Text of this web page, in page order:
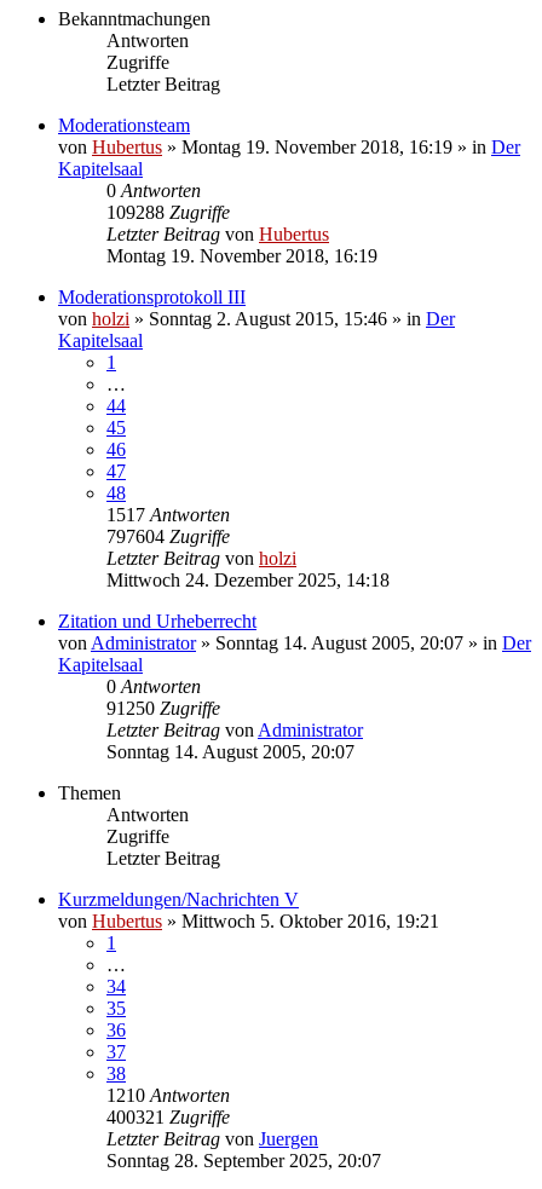
Bekanntmachungen
Antworten
Zugriffe
Letzter Beitrag
Moderationsteam
von Hubertus » Montag 19. November 2018, 16:19 » in Der
Kapitelsaal
0 Antworten
109288 Zugriffe
Letzter Beitrag von Hubertus
Montag 19. November 2018, 16:19
Moderationsprotokoll III
von holzi » Sonntag 2. August 2015, 15:46 » in Der
Kapitelsaal
1
…
44
45
46
47
48
1517 Antworten
797604 Zugriffe
Letzter Beitrag von holzi
Mittwoch 24. Dezember 2025, 14:18
Zitation und Urheberrecht
von Administrator» Sonntag 14. August 2005, 20:07 » in Der
Kapitelsaal
0 Antworten
91250 Zugriffe
Letzter Beitrag von Administrator
Sonntag 14. August 2005, 20:07
Themen
Antworten
Zugriffe
Letzter Beitrag
Kurzmeldungen/Nachrichten V
von Hubertus » Mittwoch 5. Oktober 2016, 19:21
1
…
34
35
36
37
38
1210 Antworten
400321 Zugriffe
Letzter Beitrag von Juergen
Sonntag 28. September 2025, 20:07